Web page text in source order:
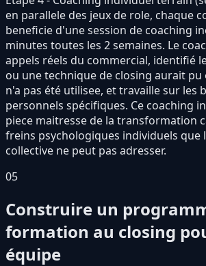
en parallele des jeux de role, chaque
beneficie d'une session de coaching
minutes toutes les 2 semaines. Le
appels réels du commercial, identifié
ou une technique de closing aurait
n'a pas été utilisee, et travaille sur les
personnels spécifiques. Ce coaching
piece maitresse de la transformation
freins psychologiques individuels que
collective ne peut pas adresser.
05
Construire un
formation au closing
équipe